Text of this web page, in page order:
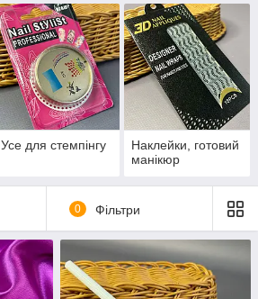
Усе для стемпінгу
Наклейки, готовий
манікюр
0 Фільтри